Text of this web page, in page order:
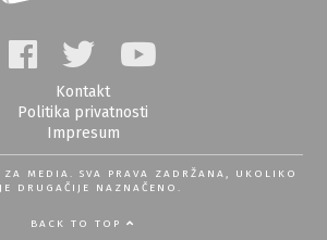
Kontakt
Politika privatnosti
Impresum
MEDIA. SVA PRAVA ZADRŽANA, UKOLIKO
DRUGAČIJE NAZNAČENO.
BACK TO TOP